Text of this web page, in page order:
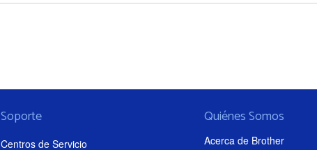
Soporte
Centros de Servicio
Quiénes Somos
Acerca de Brother